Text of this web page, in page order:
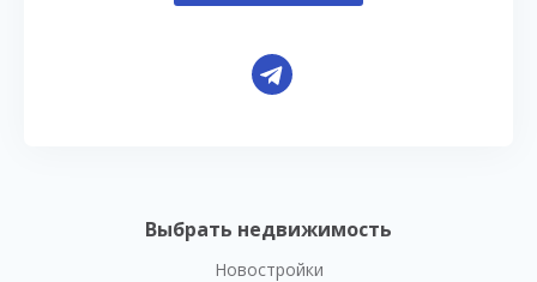
Выбрать недвижимость
Новостройки